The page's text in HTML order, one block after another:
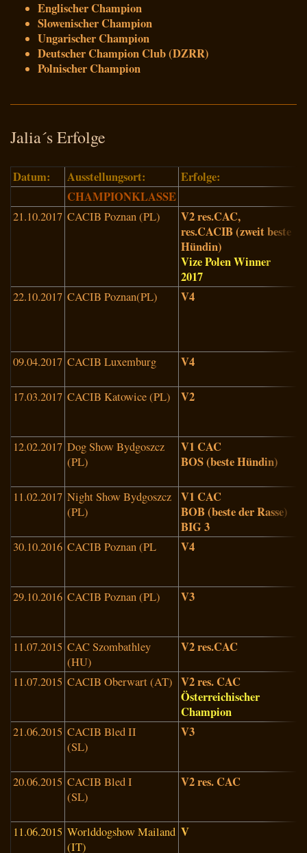
Englischer Champion
Slowenischer Champion
Ungarischer Champion
Deutscher Champion Club (DZRR)
Polnischer Champion
Jalia´s Erfolge
Datum: Ausstellungsort: Erfolge:
CHAMPIONKLASSE
21.10.2017 CACIB Poznan (PL)
V2 res.CAC,
res.CACIB (zweit beste
Hündin)
Vize Polen Winner
2017
22.10.2017 CACIB Poznan(PL) V4
09.04.2017 CACIB Luxemburg V4
17.03.2017 CACIB Katowice (PL) V2
12.02.2017 Dog Show Bydgoszcz
(PL)
V1 CAC
BOS (beste Hündin)
11.02.2017 Night Show Bydgoszcz
(PL)
V1 CAC
BOB (beste der Rasse)
BIG 3
30.10.2016 CACIB Poznan (PL V4
29.10.2016 CACIB Poznan (PL) V3
11.07.2015 CAC Szombathley
(HU)
V2 res.CAC
11.07.2015 CACIB Oberwart (AT) V2 res. CAC
Österreichischer
Champion
21.06.2015 CACIB Bled II
(SL)
V3
20.06.2015 CACIB Bled I
(SL)
V2 res. CAC
11.06.2015 Worlddogshow Mailand
(IT)
V